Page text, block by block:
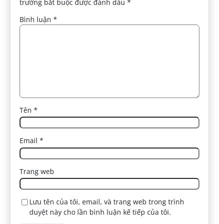
trường bắt buộc được đánh dấu*
Bình luận*
Tên*
Email*
Trang web
Lưu tên của tôi, email, và trang web trong trình
duyệt này cho lần bình luận kế tiếp của tôi.